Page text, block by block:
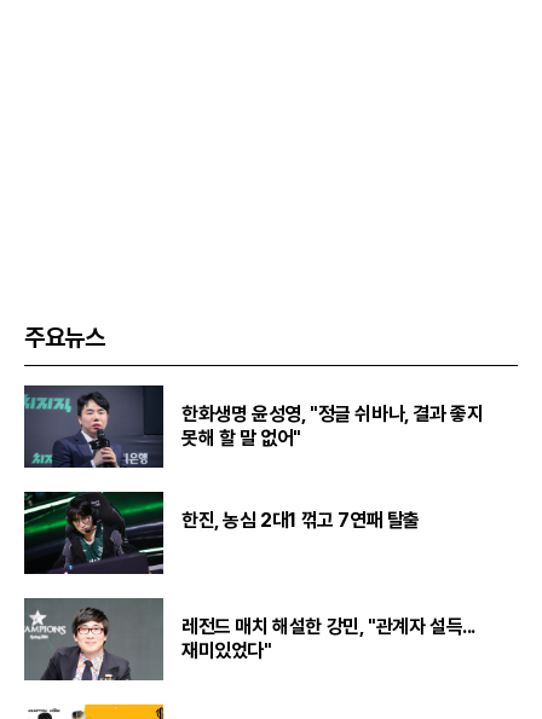
주요뉴스
한화생명 윤성영, "정글 쉬바나, 결과 좋지
못해 할 말 없어"
한진, 농심 2대1 꺾고 7연패 탈출
레전드 매치 해설한 강민, "관계자 설득...
재미있었다"